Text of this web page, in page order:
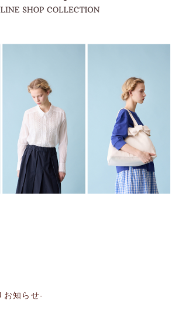
知らせ-